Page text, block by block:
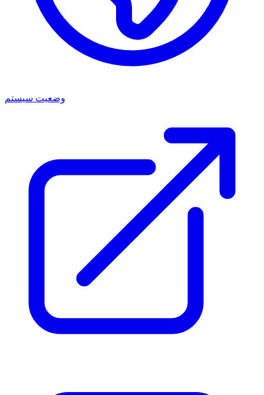
وضعیت سیستم